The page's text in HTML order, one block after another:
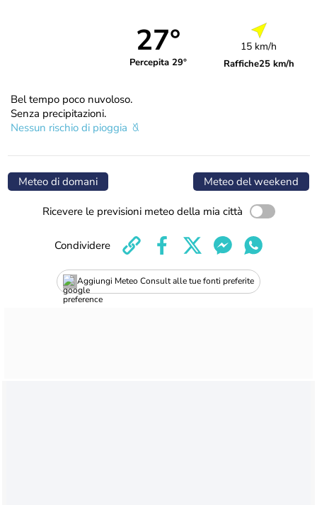
27°
Percepita 29°
15 km/h
Raffiche25 km/h
Bel tempo poco nuvoloso.
Senza precipitazioni.
Nessun rischio di pioggia
Meteo di domani Meteo del weekend
Ricevere le previsioni meteo della mia città
Aggiungi Meteo Consult alle tue fonti preferite
Condividere